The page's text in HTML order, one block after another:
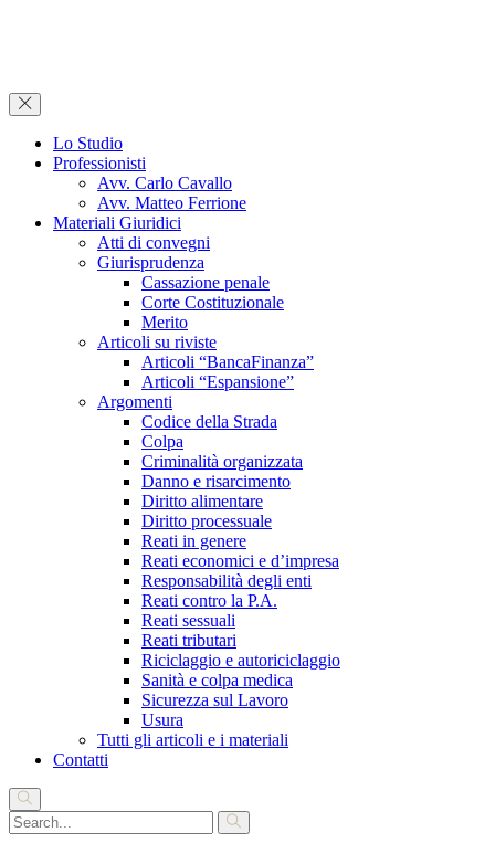
Lo Studio
Professionisti
Avv. Carlo Cavallo
Avv. Matteo Ferrione
Materiali Giuridici
Atti di convegni
Giurisprudenza
Cassazione penale
Corte Costituzionale
Merito
Articoli su riviste
Articoli “BancaFinanza”
Articoli “Espansione”
Argomenti
Codice della Strada
Colpa
Criminalità organizzata
Danno e risarcimento
Diritto alimentare
Diritto processuale
Reati in genere
Reati economici e d’impresa
Responsabilità degli enti
Reati contro la P.A.
Reati sessuali
Reati tributari
Riciclaggio e autoriciclaggio
Sanità e colpa medica
Sicurezza sul Lavoro
Usura
Tutti gli articoli e i materiali
Contatti